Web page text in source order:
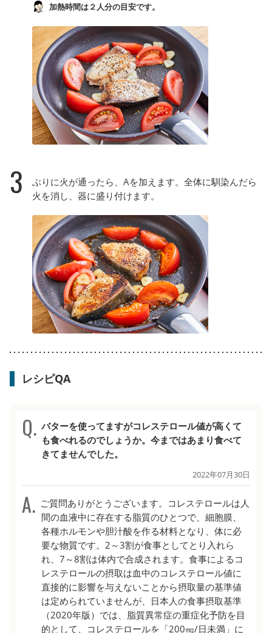
加熱時間は２人分の目安です。
3
ぶりに火が通ったら、Aを加えます。全体に馴染んだら
火を消し、器に盛り付けます。
レシピQA
バターを使ってますがコレステロール値が高くて
も食べれるのでしょうか。今まではあまり食べて
きてませんでした。
2022年07月30日
ご質問ありがとうございます。コレステロールは人
間の血液中に存在する脂質のひとつで、細胞膜、
各種ホルモンや胆汁酸を作る材料となり、体に必
要な物質です。2～3割が食事としてとり入れら
れ、7～8割は体内で合成されます。食事によるコ
レステロールの摂取は血中のコレステロール値に
直接的に影響を与えないことから摂取量の基準値
は定められていませんが、日本人の食事摂取基準
（2020年版）では、脂質異常症の重症化予防を目
的として、コレステロールを「200㎎/日未満」に